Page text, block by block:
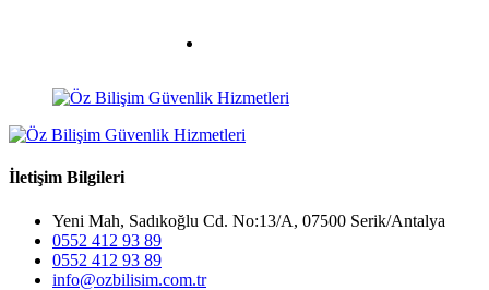
İletişim Bilgileri
Yeni Mah, Sadıkoğlu Cd. No:13/A, 07500 Serik/Antalya
0552 412 93 89
0552 412 93 89
info@ozbilisim.com.tr